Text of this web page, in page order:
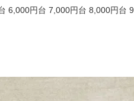
6,000円台 7,000円台 8,000円台